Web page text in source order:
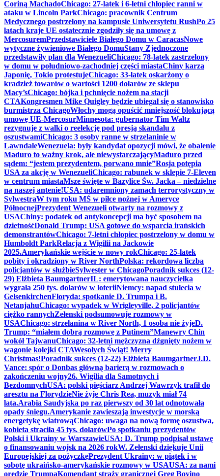
Coriną MachadoChicago: 27-latek i 6-letni chłopiec ranni w
ataku w Lincoln ParkChicago: pracownik Centrum
Medycznego postrzelony na kampusie Uniwersytetu RushPo 25
latach kraje UE ostatecznie zgodziły się na umowę z
MercosuremPrzedstawiciele Białego Domu w CaracasNowe
wytyczne żywieniowe Białego DomuStany Zjednoczone
przedstawiły plan dla WenezueliChicago: 78-latek zastrzelony
w domu w południowo-zachodniej części miastaChiny karzą
Japonię, Tokio protestujeChicago: 33-latek oskarżony o
kradzież towarów o wartości 1200 dolarów ze sklepu
Macy’sChicago: bójka i pchnięcie nożem na stacji
CTAKongresmen Mike Quigley będzie ubiegał się o stanowisko
burmistrza ChicagoWłochy mogą opuścić mniejszość blokującą
umowę UE-MercosurMinnesota: gubernator Tim Waltz
rezygnuje z walki o reelekcję pod presją skandalu z
oszustwamiChicago: 3 osoby ranne w strzelaninie w
LawndaleWenezuela: były kandydat opozycji mówi, że obalenie
Maduro to ważny krok, ale niewystarczającyMaduro przed
sądem: “jestem prezydentem, porwano mnie”Rosja potępia
USA za akcję w WenezueliChicago: rabunek w sklepie 7-Eleven
w centrum miastaMsze święte w Bazylice Św. Jacka – niedzielne
na naszej antenie!USA: udaremniony zamach terrorystyczny w
SylwestraW tym roku MŚ w piłce nożnej w Ameryce
PółnocnejPrezydent Wenezueli otwarty na rozmowy z
USAChiny: podatek od antykoncepcji ma być sposobem na
dzietnośćDonald Trump: USA gotowe do wsparcia irańskich
demonstrantówChicago: 7-letni chłopiec postrzelony w domu w
Humboldt ParkRelacja z Wigilii na Jackowie
2025.Amerykańskie wejście w nowy rokChicago: 25-latek
pobity i okradziony w River NorthPolska: rekordowa liczba
policjantów w służbieSylwester w ChicagoPoradnik sukces (12-
29) Elżbieta BaumgartnerIL: emerytowana nauczycielka
wygrała 250 tys. dolarów w loteriiNiemcy: napad stulecia w
GelsenkirchenFloryda: spotkanie D. Trumpa i B.
NetanjahuChicago: wypadek w Wrigleyville, 2 policjantów
ciężko rannychZełenski podsumowuje rozmowy w
USAChicago: strzelanina w River North, 1 osoba nie żyjeD.
Trump: “miałem dobrą rozmowę z Putinem”Manewry Chin
wokół TajwanuChicago: 32-letni mężczyzna dźgnięty nożem w
wagonie kolejki CTAWesołych Świąt! Merry
Christmas!Poradnik sukces (12-22) Elżbieta BaumgartnerJ.D.
Vance: spór o Donbas główną barierą w rozmowach o
zakończeniu wojny26. Wigilia dla Samotnych i
BezdomnychUSA: polski pięściarz Andrzej Wawrzyk trafił do
aresztu na FlorydzieNie żyje Chris Rea, muzyk miał 74
lata.Arabia Saudyjska po raz pierwszy od 30 lat odnotowała
opady śniegu.Amerykanie zawieszają inwestycje w morską
energetykę wiatrowąChicago: uwaga na nową formę oszustwa,
kobieta straciła 45 tys. dolarówPo spotkaniu prezydentów
Polski i Ukrainy w WarszawieUSA: D. Trump podpisał ustawę
o finansowaniu wojsk na 2026 rokW. Zełenski dziękuje Unii
Europejskiej za pożyczkęPrezydent Ukrainy: w piątek i w
sobotę ukraińsko-amerykańskie rozmowy w USAUSA: za nami
orędzie TrumpaKomendant straży granicznej Greg Bovino